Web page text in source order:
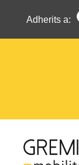
Adherits a:
contingut